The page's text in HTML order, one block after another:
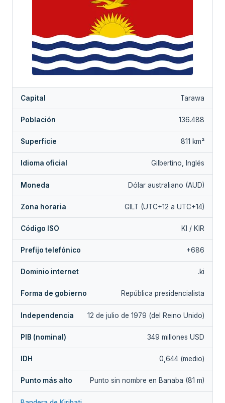
Capital Tarawa
Población 136.488
Superficie 811 km²
Idioma oficial Gilbertino, Inglés
Moneda Dólar australiano (AUD)
Zona horaria GILT (UTC+12 a UTC+14)
Código ISO KI / KIR
Prefijo telefónico +686
Dominio internet .ki
Forma de gobierno República presidencialista
Independencia 12 de julio de 1979 (del Reino Unido)
PIB (nominal) 349 millones USD
IDH 0,644 (medio)
Punto más alto Punto sin nombre en Banaba (81 m)